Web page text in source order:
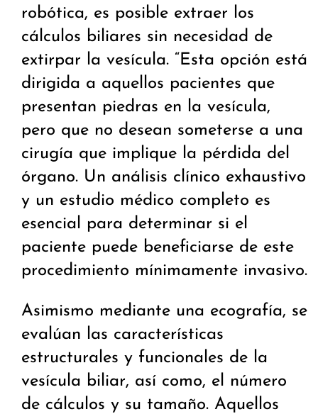
robótica, es posible extraer los
cálculos biliares sin necesidad de
extirpar la vesícula. “Esta opción está
dirigida a aquellos pacientes que
presentan piedras en la vesícula,
pero que no desean someterse a una
cirugía que implique la pérdida del
órgano. Un análisis clínico exhaustivo
y un estudio médico completo es
esencial para determinar si el
paciente puede beneficiarse de este
procedimiento mínimamente invasivo.
Asimismo mediante una ecografía, se
evalúan las características
estructurales y funcionales de la
vesícula biliar, así como, el número
de cálculos y su tamaño. Aquellos